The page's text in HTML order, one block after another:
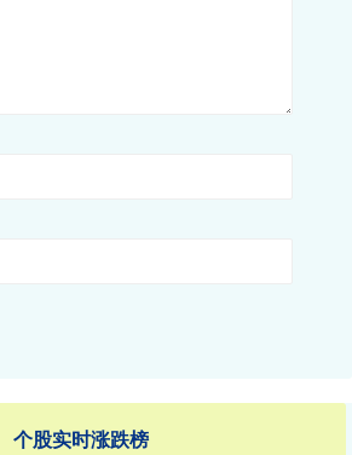
个股实时涨跌榜